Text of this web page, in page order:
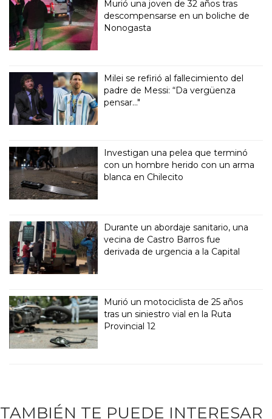
Murió una joven de 32 años tras
descompensarse en un boliche de
Nonogasta
Milei se refirió al fallecimiento del
padre de Messi: “Da vergüenza
pensar..."
Investigan una pelea que terminó
con un hombre herido con un arma
blanca en Chilecito
Durante un abordaje sanitario, una
vecina de Castro Barros fue
derivada de urgencia a la Capital
Murió un motociclista de 25 años
tras un siniestro vial en la Ruta
Provincial 12
TAMBIÉN TE PUEDE INTERESAR